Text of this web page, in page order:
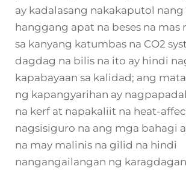
ay kadalasang nakakaputol
hanggang apat na beses na mas
sa kanyang katumbas na CO2
dagdag na bilis na ito ay hindi
kapabayaan sa kalidad; ang
ng kapangyarihan ay
na kerf at napakaliit na heat-
nagsisiguro na ang mga bahagi
na may malinis na gilid na hindi
nangangailangan ng